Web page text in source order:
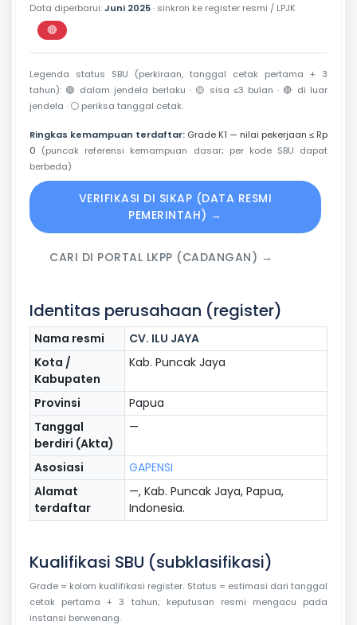
Data diperbarui:Juni 2025· sinkron ke register resmi / LPJK
🔴
Perkiraan di luar jendela berlaku
Legenda status SBU (perkiraan, tanggal cetak pertama + 3
tahun): 🟢 dalam jendela berlaku · 🟡 sisa ≤3 bulan · 🔴 di luar
jendela · ⚪ periksa tanggal cetak.
Ringkas kemampuan terdaftar: Grade K1 — nilai pekerjaan ≤ Rp
0 (puncak referensi kemampuan dasar; per kode SBU dapat
berbeda)
VERIFIKASI DI SIKAP (DATA RESMI
PEMERINTAH) →
CARI DI PORTAL LKPP (CADANGAN) →
Identitas perusahaan (register)
Nama resmi
CV. ILU JAYA
Kota /
Kabupaten
Kab. Puncak Jaya
Provinsi
Papua
Tanggal
berdiri (Akta)
—
Asosiasi
GAPENSI
Alamat
terdaftar
—, Kab. Puncak Jaya, Papua,
Indonesia.
Kualifikasi SBU (subklasifikasi)
Grade = kolom kualifikasi register. Status = estimasi dari tanggal
cetak pertama + 3 tahun; keputusan resmi mengacu pada
instansi berwenang.